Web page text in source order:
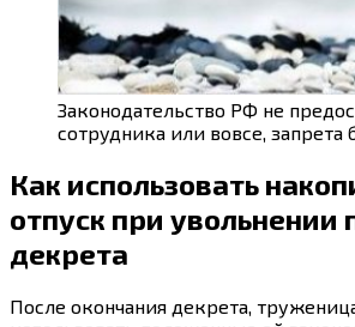
Законодательство РФ не
сотрудника или вовсе, запрета
Как использовать
отпуск при увольнении
декрета
После окончания декрета,